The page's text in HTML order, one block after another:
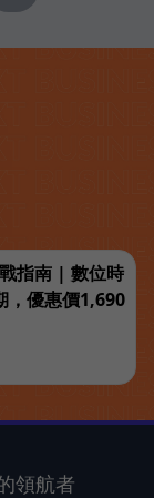
指南 | 數位時
，優惠價1,690
領航者